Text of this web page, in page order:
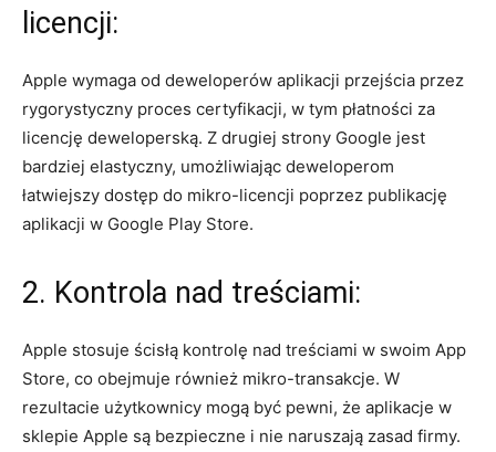
licencji:
Apple wymaga od​ deweloperów aplikacji⁣ przejścia przez
rygorystyczny proces certyfikacji, w tym płatności za
licencję deweloperską. Z drugiej strony Google jest
bardziej elastyczny, umożliwiając deweloperom
łatwiejszy dostęp do mikro-licencji poprzez publikację‍
aplikacji w Google Play Store.
2. Kontrola ‌nad treściami:
Apple stosuje ścisłą kontrolę nad‌ treściami w swoim App
Store, co​ obejmuje również mikro-transakcje. W
rezultacie użytkownicy mogą ⁣być pewni, że aplikacje w
sklepie⁣ Apple są bezpieczne i nie naruszają zasad ⁤firmy.⁢